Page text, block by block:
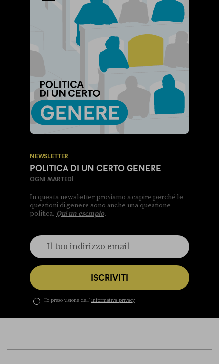
NEWSLETTER
POLITICA DI UN CERTO GENERE
OGNI MARTEDÌ
In questa newsletter proviamo a capire perché le
questioni di genere sono anche una questione
politica. Qui un esempio.
ISCRIVITI
Ho preso visione dell’ informativa privacy